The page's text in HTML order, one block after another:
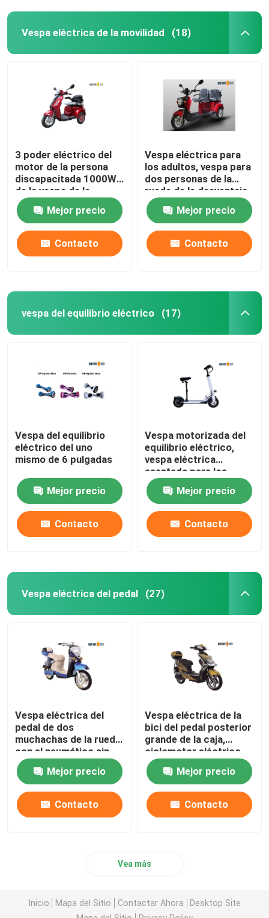
Vespa eléctrica de la movilidad (18)
3 poder eléctrico del
motor de la persona
discapacitada 1000W
de la vespa de la
movilidad de la gama
larga de la rueda
Mejor precio
Contacto
Vespa eléctrica para
los adultos, vespa para
dos personas de la
rueda de la desventaja
3 de la movilidad
Mejor precio
Contacto
vespa del equilibrio eléctrico (17)
Vespa del equilibrio
eléctrico del uno
mismo de 6 pulgadas
Mejor precio
Contacto
Vespa motorizada del
equilibrio eléctrico,
vespa eléctrica
asentada para los
adultos
Mejor precio
Contacto
Vespa eléctrica del pedal (27)
Vespa eléctrica del
pedal de dos
muchachas de la rueda
con el neumático sin
tubo de la alarma
Mejor precio
Contacto
Vespa eléctrica de la
bici del pedal posterior
grande de la caja,
ciclomotor eléctrico
con los pedales
Mejor precio
Contacto
Vea más
Inicio Mapa del Sitio Contactar Ahora
Desktop Site